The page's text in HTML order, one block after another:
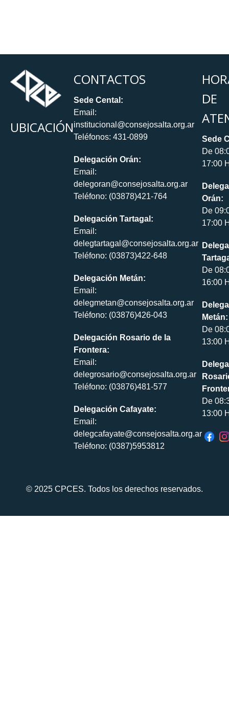
UBICACIÓN
CONTACTOS
Sede Cental:
Email:
institucional@consejosalta.org.ar
Teléfonos: 431-0899
Delegación Orán:
Email:
delegoran@consejosalta.org.ar
Teléfono: (03878)421-764
Delegación Tartagal:
Email:
delegtartagal@consejosalta.org.ar
Teléfono: (03873)422-648
Delegación Metán:
Email:
delegmetan@consejosalta.org.ar
Teléfono: (03876)426-043
Delegación Rosario de la
Frontera:
Email:
delegrosario@consejosalta.org.ar
Teléfono: (03876)481-577
Delegación Cafayate:
Email:
delegcafayate@consejosalta.org.ar
Teléfono: (0387)5953812
DE
Sede
De
17:00
Orán:
De
17:00
De
16:00
Metán:
De
13:00
De
13:00
© 2025 CPCES. Todos los derechos reservados.